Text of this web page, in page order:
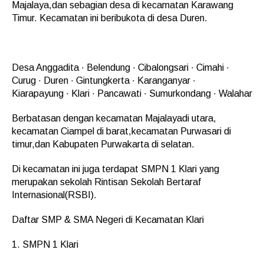
Majalaya,dan sebagian desa di kecamatan Karawang
Timur. Kecamatan ini beribukota di desa Duren.
Desa Anggadita · Belendung · Cibalongsari · Cimahi ·
Curug · Duren · Gintungkerta · Karanganyar ·
Kiarapayung · Klari · Pancawati · Sumurkondang · Walahar
Berbatasan dengan kecamatan Majalayadi utara,
kecamatan Ciampel di barat,kecamatan Purwasari di
timur,dan Kabupaten Purwakarta di selatan.
Di kecamatan ini juga terdapat SMPN 1 Klari yang
merupakan sekolah Rintisan Sekolah Bertaraf
Internasional(RSBI).
Daftar SMP & SMA Negeri di Kecamatan Klari
1. SMPN 1 Klari